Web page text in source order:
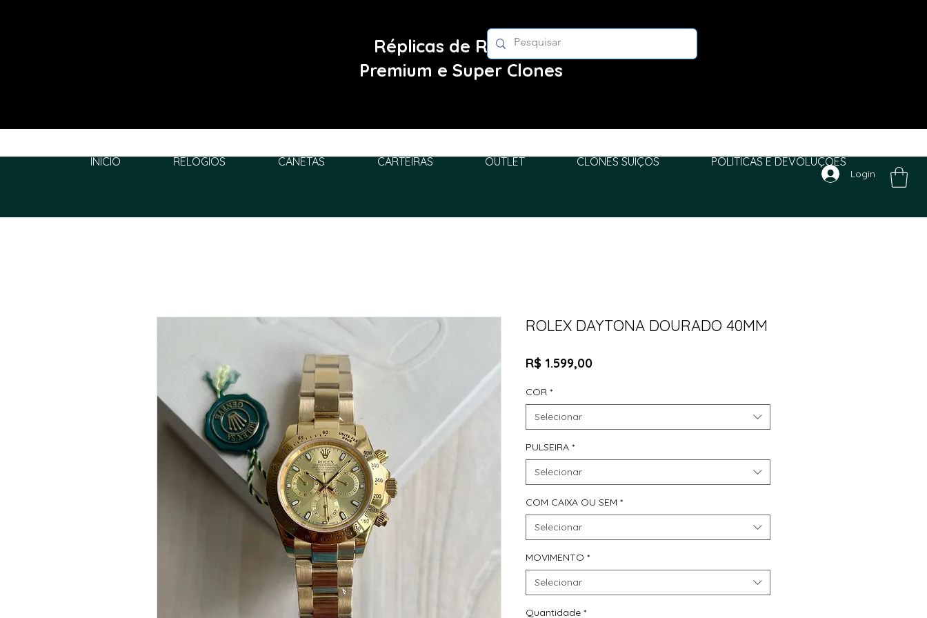
Réplicas de Relógios
Premium e Super Clones
INÍCIO RELÓGIOS CANETAS CARTEIRAS OUTLET CLONES SUIÇOS POLITICAS E DEVOLUÇÕES
Login
ROLEX DAYTONA DOURADO 40MM
R$ 1.599,00Preço
COR *
Selecionar
PULSEIRA *
Selecionar
COM CAIXA OU SEM *
Selecionar
MOVIMENTO *
Selecionar
Quantidade *